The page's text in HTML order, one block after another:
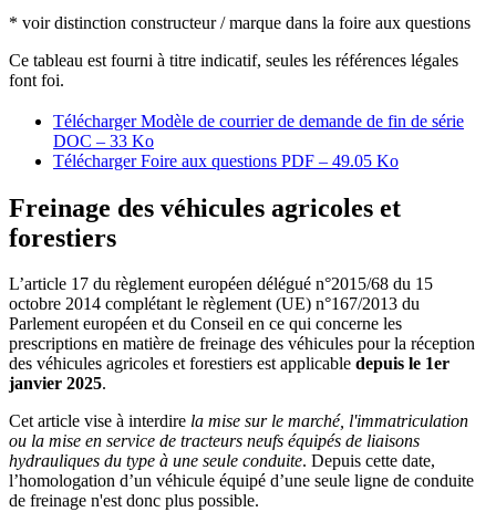
* voir distinction constructeur / marque dans la foire aux questions
Ce tableau est fourni à titre indicatif, seules les références légales
font foi.
Télécharger Modèle de courrier de demande de fin de série
DOC – 33 Ko
Télécharger Foire aux questions PDF – 49.05 Ko
Freinage des véhicules agricoles et
forestiers
L’article 17 du règlement européen délégué n°2015/68 du 15
octobre 2014 complétant le règlement (UE) n°167/2013 du
Parlement européen et du Conseil en ce qui concerne les
prescriptions en matière de freinage des véhicules pour la réception
des véhicules agricoles et forestiers est applicable depuis le 1er
janvier 2025.
Cet article vise à interdire la mise sur le marché, l'immatriculation
ou la mise en service de tracteurs neufs équipés de liaisons
hydrauliques du type à une seule conduite. Depuis cette date,
l’homologation d’un véhicule équipé d’une seule ligne de conduite
de freinage n'est donc plus possible.